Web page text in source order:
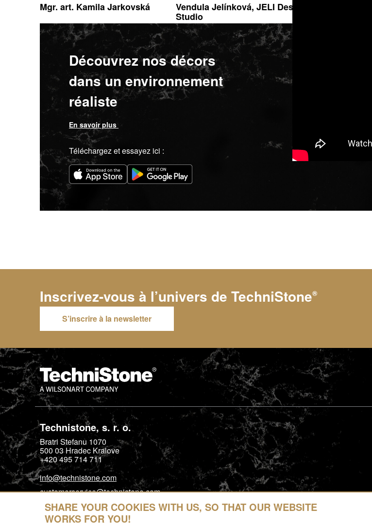
Mgr. art. Kamila Jarkovská Vendula Jelínková, JELI Design
Studio
Découvrez nos décors
dans un environnement
réaliste
En savoir plus
Téléchargez et essayez ici :
Inscrivez-vous à l’univers de TechniStone®
S’inscrire à la newsletter
Technistone, s. r. o.
Bratri Stefanu 1070
500 03 Hradec Kralove
+420 495 714 711
info@technistone.com
customerservice@technistone.com
SHARE YOUR COOKIES WITH US, SO THAT OUR WEBSITE
WORKS FOR YOU!